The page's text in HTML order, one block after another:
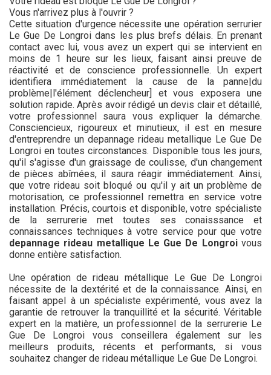
Vous n'arrivez plus à l'ouvrir ?
Cette situation d'urgence nécessite une opération serrurier
Le Gue De Longroi dans les plus brefs délais. En prenant
contact avec lui, vous avez un expert qui se intervient en
moins de 1 heure sur les lieux, faisant ainsi preuve de
réactivité et de conscience professionnelle. Un expert
identifiera immédiatement la cause de la panne|du
problème|l'élément déclencheur] et vous exposera une
solution rapide. Après avoir rédigé un devis clair et détaillé,
votre professionnel saura vous expliquer la démarche.
Consciencieux, rigoureux et minutieux, il est en mesure
d'entreprendre un depannage rideau metallique Le Gue De
Longroi en toutes circonstances. Disponible tous les jours,
qu'il s'agisse d'un graissage de coulisse, d'un changement
de pièces abîmées, il saura réagir immédiatement. Ainsi,
que votre rideau soit bloqué ou qu'il y ait un problème de
motorisation, ce professionnel remettra en service votre
installation. Précis, courtois et disponible, votre spécialiste
de la serrurerie met toutes ses conaisssance et
connaissances techniques à votre service pour que votre
depannage rideau metallique Le Gue De Longroi vous
donne entière satisfaction.
Une opération de rideau métallique Le Gue De Longroi
nécessite de la dextérité et de la connaissance. Ainsi, en
faisant appel à un spécialiste expérimenté, vous avez la
garantie de retrouver la tranquillité et la sécurité. Véritable
expert en la matière, un professionnel de la serrurerie Le
Gue De Longroi vous conseillera également sur les
meilleurs produits, récents et performants, si vous
souhaitez changer de rideau métallique Le Gue De Longroi.